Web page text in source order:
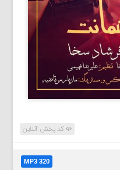
کد پخش آنلاین
MP3 320